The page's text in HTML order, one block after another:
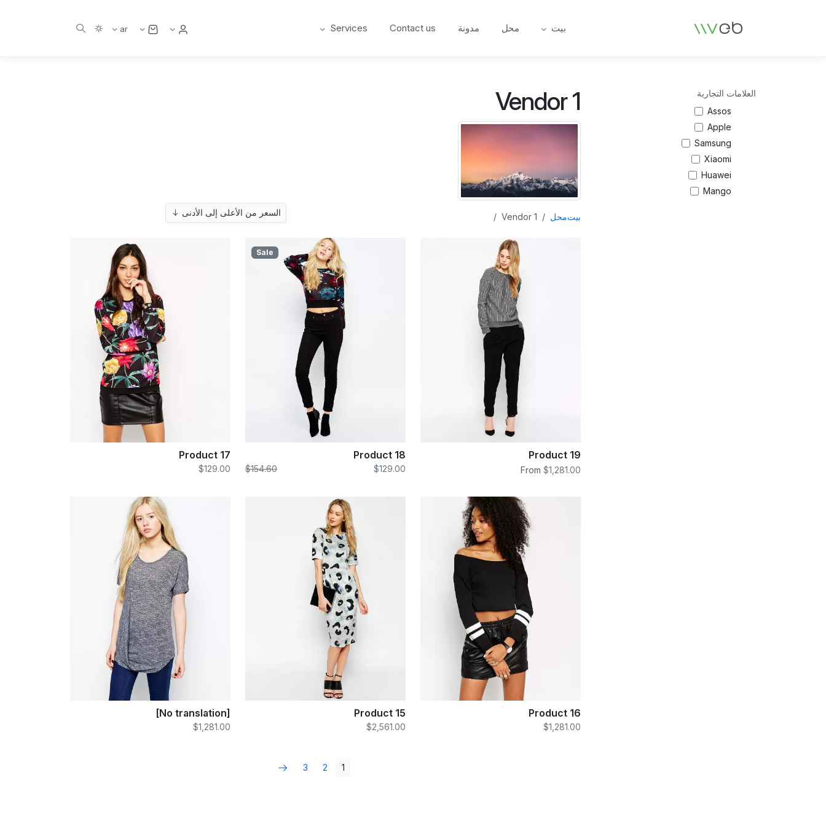
الشعار بيت محل مدونة Contact us
Services مستخدم ar
العلامات التجارية
Assos
Apple
Samsung
Xiaomi
Huawei
Mango
Vendor 1
بيتمحل Vendor 1 السعر من الأعلى إلى الأدنى
Product 19
From $1,281.00
Sale
Product 18
$154.60 $129.00
Product 17
$129.00
Product 16
$1,281.00
Product 15
$2,561.00
[No translation]
$1,281.00
1
2
3